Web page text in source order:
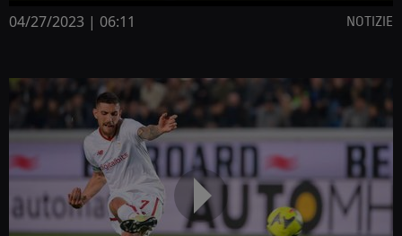
04/27/2023 | 06:11 NOTIZIE